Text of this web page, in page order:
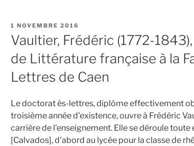
PUBLIÉ
LE
1 NOVEMBRE 2016
Vaultier, Frédéric (1772-
de Littérature française à la
Lettres de Caen
Le doctorat ès-lettres, diplôme effectivement
troisième année d'existence, ouvre à Frédéric
carrière de l'enseignement. Elle se déroule toute
[Calvados], d'abord au lycée pour la classe de